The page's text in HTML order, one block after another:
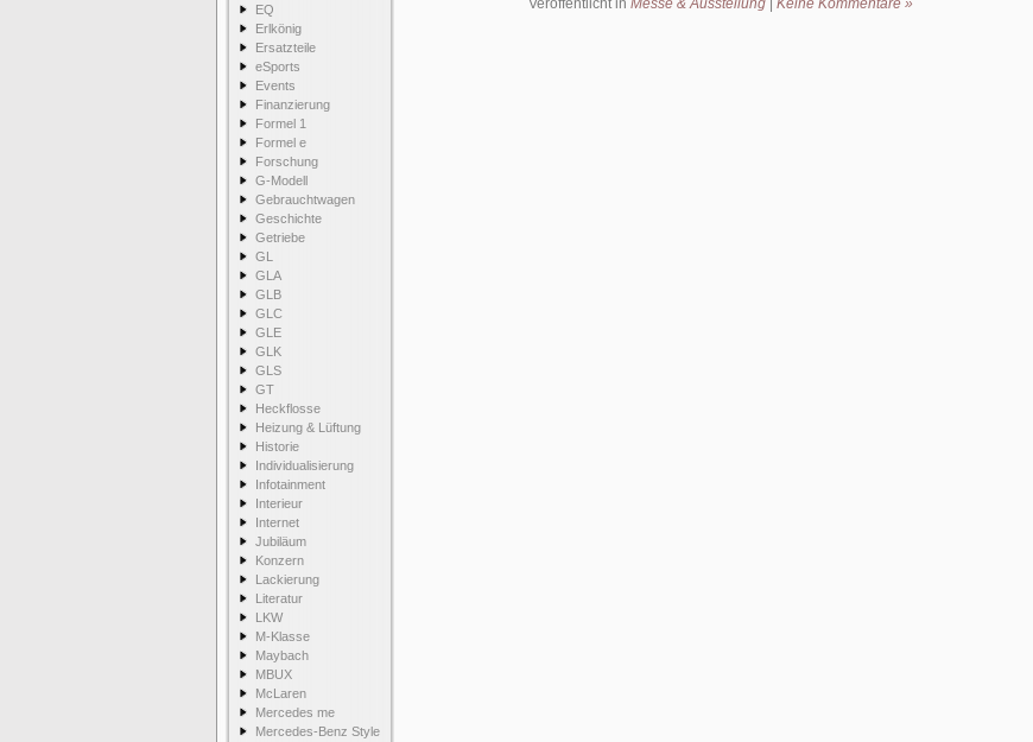
EQ
Erlkönig
Ersatzteile
eSports
Events
Finanzierung
Formel 1
Formel e
Forschung
G-Modell
Gebrauchtwagen
Geschichte
Getriebe
GL
GLA
GLB
GLC
GLE
GLK
GLS
GT
Heckflosse
Heizung & Lüftung
Historie
Individualisierung
Infotainment
Interieur
Internet
Jubiläum
Konzern
Lackierung
Literatur
LKW
M-Klasse
Maybach
MBUX
McLaren
Mercedes me
Mercedes-Benz Style
Veröffentlicht in Messe & Ausstellung Keine Kommentare »